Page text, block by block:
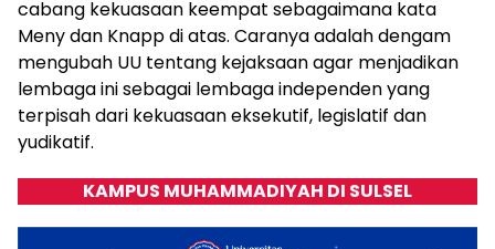
cabang kekuasaan keempat sebagaimana kata
Meny dan Knapp di atas. Caranya adalah dengam
mengubah UU tentang kejaksaan agar menjadikan
lembaga ini sebagai lembaga independen yang
terpisah dari kekuasaan eksekutif, legislatif dan
yudikatif.
KAMPUS MUHAMMADIYAH DI SULSEL